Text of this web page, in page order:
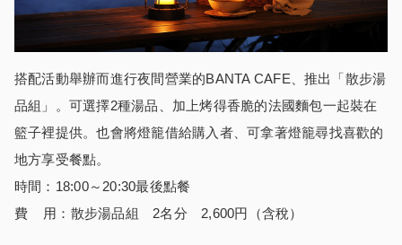
搭配活動舉辦而進行夜間營業的BANTA CAFE、推出「散步湯
品組」。可選擇2種湯品、加上烤得香脆的法國麵包一起裝在
籃子裡提供。也會將燈籠借給購入者、可拿著燈籠尋找喜歡的
地方享受餐點。
時間：18:00～20:30最後點餐
費 用：散步湯品組 2名分 2,600円（含稅）